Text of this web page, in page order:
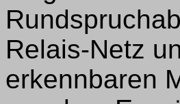
Relais-Netz
erkennbaren